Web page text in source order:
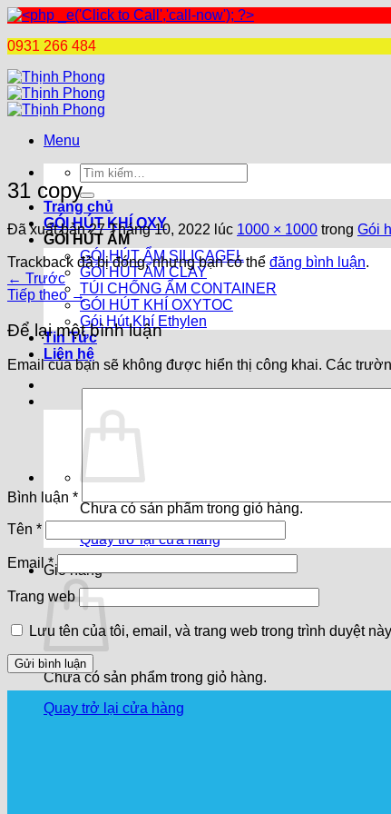
0931 266 484
Chuyển
đến
nội
Menu
Tìm
kiếm:
Trang chủ
GÓI HÚT KHÍ OXY
GÓI HÚT ẨM
GÓI HÚT ẨM SILICAGEL
GÓI HÚT ẨM CLAY
TÚI CHỐNG ẨM CONTAINER
GÓI HÚT KHÍ OXYTOC
Gói Hút Khí Ethylen
Tin Tức
Liên hệ
Chưa có sản phẩm trong giỏ hàng.
Quay trở lại cửa hàng
Giỏ hàng
Chưa có sản phẩm trong giỏ hàng.
Quay trở lại cửa hàng
31 copy
Đã xuất bản27 Tháng 10, 2022 lúc 1000 × 1000 trong Gói
Trackback đã bị đóng, nhưng bạn có thể đăng bình luận.
← Trước
Tiếp theo→
Để lại một bình luận
Email của bạn sẽ không được hiển thị công khai. Các
Bình luận *
Tên *
Email*
Trang web
Lưu tên của tôi, email, và trang web trong trình duyệt